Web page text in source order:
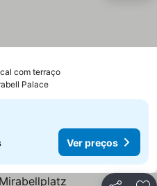
com terraçoVer preços
Palace
Ver preços